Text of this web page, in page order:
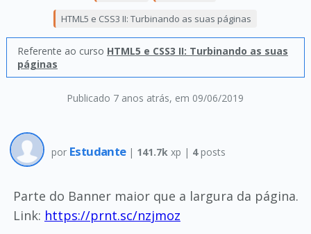
Publicado 7 anos atrás, em 09/06/2019
HTML5 e CSS3 II: Turbinando as suas páginas
Referente ao curso HTML5 e CSS3 II: Turbinando as suas
páginas
por Estudante | 141.7k xp | 4posts
Parte do Banner maior que a largura da página.
Link: https://prnt.sc/nzjmoz